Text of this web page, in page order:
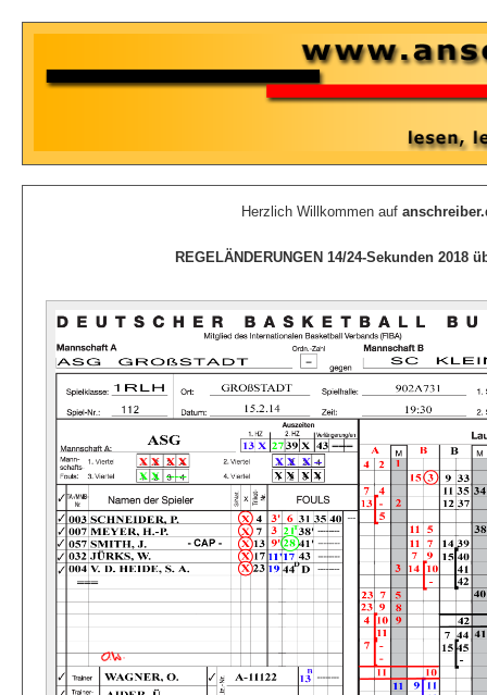
Herzlich Willkommen auf
REGELÄNDERUNGEN 14/24-Sekunden 2018